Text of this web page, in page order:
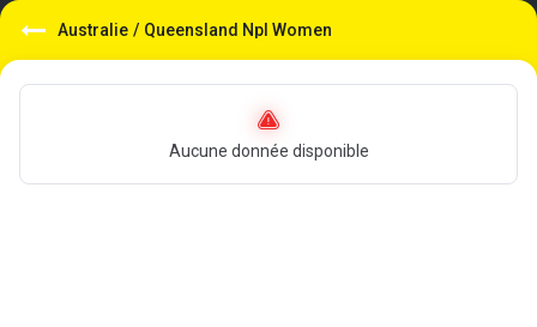
Australie / Queensland Npl Women
Aucune donnée disponible